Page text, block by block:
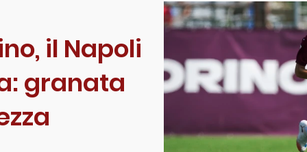
il Napoli
granata